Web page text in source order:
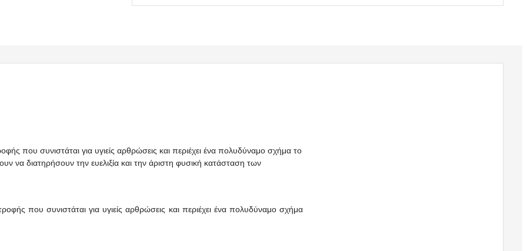
που συνιστάται για υγιείς αρθρώσεις και περιέχει ένα πολυδύναμο σχήμα το
να διατηρήσουν την ευελιξία και την άριστη φυσική κατάσταση των
που συνιστάται για υγιείς αρθρώσεις και περιέχει ένα πολυδύναμο σχήμα